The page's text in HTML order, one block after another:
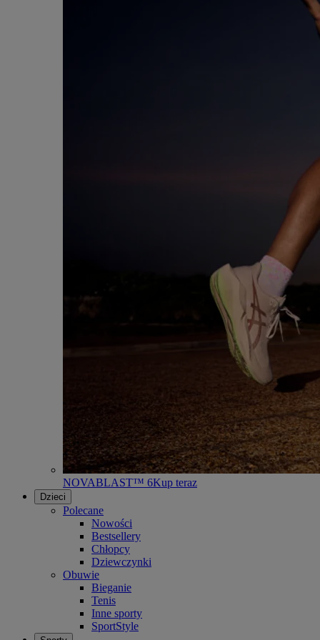
NOVABLAST™ 6Kup teraz
Dzieci
Polecane
Nowości
Bestsellery
Chłopcy
Dziewczynki
Obuwie
Bieganie
Tenis
Inne sporty
SportStyle